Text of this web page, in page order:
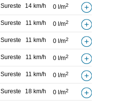
Sureste 14 km/h 0 l/m2
Sureste 11 km/h 0 l/m2
Sureste 11 km/h 0 l/m2
Sureste 11 km/h 0 l/m2
Sureste 11 km/h 0 l/m2
Sureste 18 km/h 0 l/m2